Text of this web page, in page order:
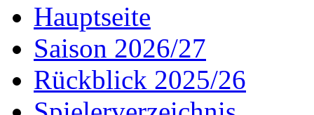
Hauptseite
Saison 2026/27
Rückblick 2025/26